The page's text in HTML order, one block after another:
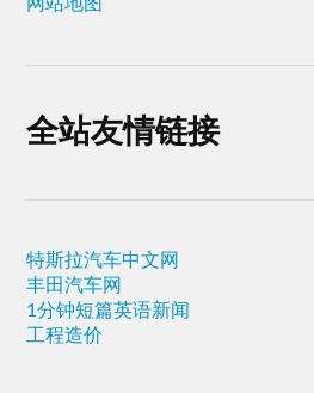
全站友情链接
特斯拉汽车中文网
丰田汽车网
1分钟短篇英语新闻
工程造价